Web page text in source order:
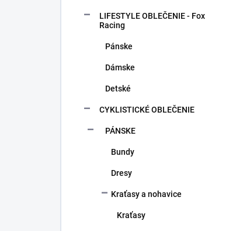
LIFESTYLE OBLEČENIE - Fox
Racing
Pánske
Dámske
Detské
CYKLISTICKÉ OBLEČENIE
PÁNSKE
Bundy
Dresy
Kraťasy a nohavice
Kraťasy